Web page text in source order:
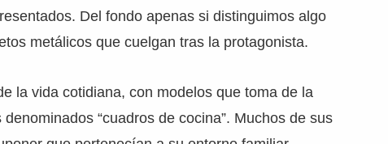
Del fondo apenas si distinguimos algo
metálicos que cuelgan tras la protagonista.
la vida cotidiana, con modelos que toma de la
“cuadros de cocina”. Muchos de sus